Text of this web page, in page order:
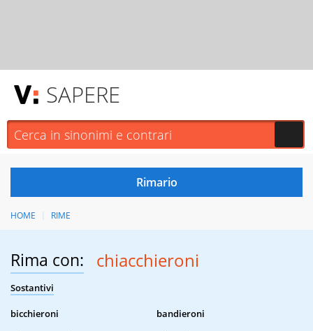
SAPERE
HOME RIME
Rima con: chiacchieroni
Sostantivi
bicchieroni
bandieroni